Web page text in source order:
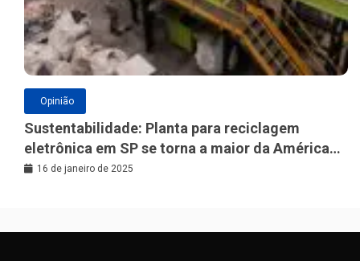
Opinião
Sustentabilidade: Planta para reciclagem
eletrônica em SP se torna a maior da América
Latina
16 de janeiro de 2025